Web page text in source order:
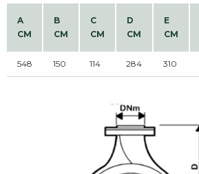
A
CM
B
CM
C
CM
D
CM
E
CM
548 150 114 284 310